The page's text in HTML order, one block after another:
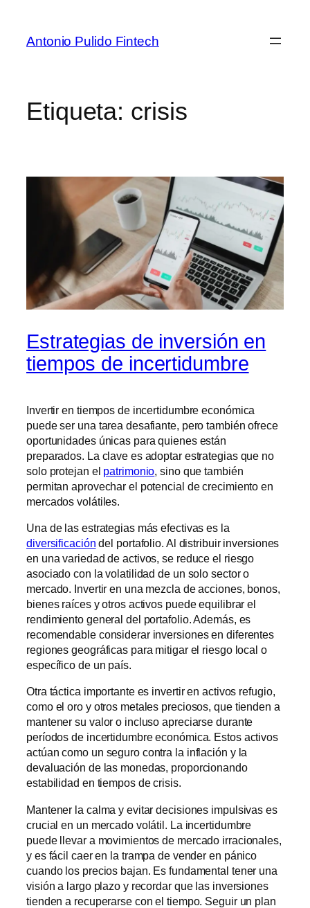
Antonio Pulido Fintech
Etiqueta: crisis
Estrategias de inversión en
tiempos de incertidumbre
Invertir en tiempos de incertidumbre económica
puede ser una tarea desafiante, pero también ofrece
oportunidades únicas para quienes están
preparados. La clave es adoptar estrategias que no
solo protejan el patrimonio, sino que también
permitan aprovechar el potencial de crecimiento en
mercados volátiles.
Una de las estrategias más efectivas es la
diversificación del portafolio. Al distribuir inversiones
en una variedad de activos, se reduce el riesgo
asociado con la volatilidad de un solo sector o
mercado. Invertir en una mezcla de acciones, bonos,
bienes raíces y otros activos puede equilibrar el
rendimiento general del portafolio. Además, es
recomendable considerar inversiones en diferentes
regiones geográficas para mitigar el riesgo local o
específico de un país.
Otra táctica importante es invertir en activos refugio,
como el oro y otros metales preciosos, que tienden a
mantener su valor o incluso apreciarse durante
períodos de incertidumbre económica. Estos activos
actúan como un seguro contra la inflación y la
devaluación de las monedas, proporcionando
estabilidad en tiempos de crisis.
Mantener la calma y evitar decisiones impulsivas es
crucial en un mercado volátil. La incertidumbre
puede llevar a movimientos de mercado irracionales,
y es fácil caer en la trampa de vender en pánico
cuando los precios bajan. Es fundamental tener una
visión a largo plazo y recordar que las inversiones
tienden a recuperarse con el tiempo. Seguir un plan